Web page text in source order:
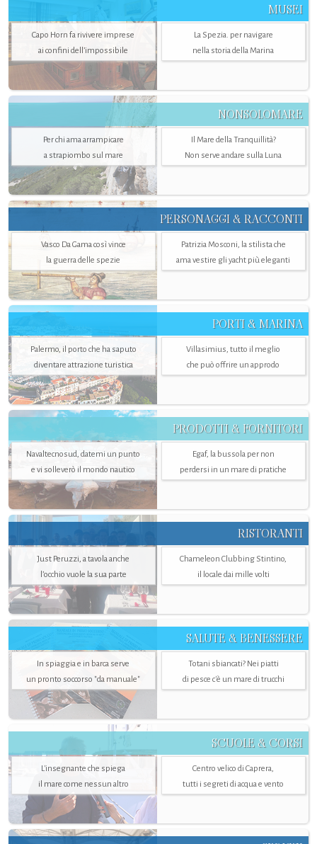
MUSEI
Capo Horn fa rivivere imprese
ai confini dell’impossibile
La Spezia. per navigare
nella storia della Marina
NONSOLOMARE
Per chi ama arrampicare
a strapiombo sul mare
Il Mare della Tranquillità?
Non serve andare sulla Luna
PERSONAGGI & RACCONTI
Vasco Da Gama così vince
la guerra delle spezie
Patrizia Mosconi, la stilista che
ama vestire gli yacht più eleganti
PORTI & MARINA
Palermo, il porto che ha saputo
diventare attrazione turistica
Villasimius, tutto il meglio
che può offrire un approdo
PRODOTTI & FORNITORI
Navaltecnosud, datemi un punto
e vi solleverò il mondo nautico
Egaf, la bussola per non
perdersi in un mare di pratiche
RISTORANTI
Just Peruzzi, a tavola anche
l’occhio vuole la sua parte
Chameleon Clubbing Stintino,
il locale dai mille volti
SALUTE & BENESSERE
In spiaggia e in barca serve
un pronto soccorso "da manuale"
Totani sbiancati? Nei piatti
di pesce c'è un mare di trucchi
SCUOLE & CORSI
L'insegnante che spiega
il mare come nessun altro
Centro velico di Caprera,
tutti i segreti di acqua e vento